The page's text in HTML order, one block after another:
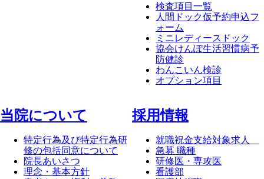
検査項目一覧
人間ドック仮予約申込フ
ォーム
ミニレディースドック
協会けんぽ生活習慣病予
防健診
わんこいん検診
オプション項目
当院について
特定行為及び特定行為研
修の包括同意について
院長あいさつ
理念・基本方針
採⽤情報
就職祝金支給対象求人
急募 職種
研修医・専攻医
看護部